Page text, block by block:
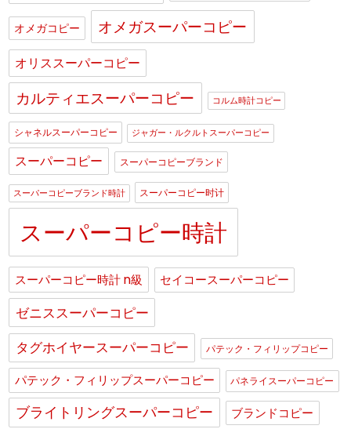
オメガコピー オメガスーパーコピー
オリススーパーコピー
カルティエスーパーコピー コルム時計コピー
シャネルスーパーコピー ジャガー・ルクルトスーパーコピー
スーパーコピー スーパーコピーブランド
スーパーコピーブランド時計 スーパーコピー时计
スーパーコピー時計
スーパーコピー時計 n級 セイコースーパーコピー
ゼニススーパーコピー
タグホイヤースーパーコピー
パテック・フィリップコピー
パテック・フィリップスーパーコピー パネライスーパーコピー
ブライトリングスーパーコピー ブランドコピー